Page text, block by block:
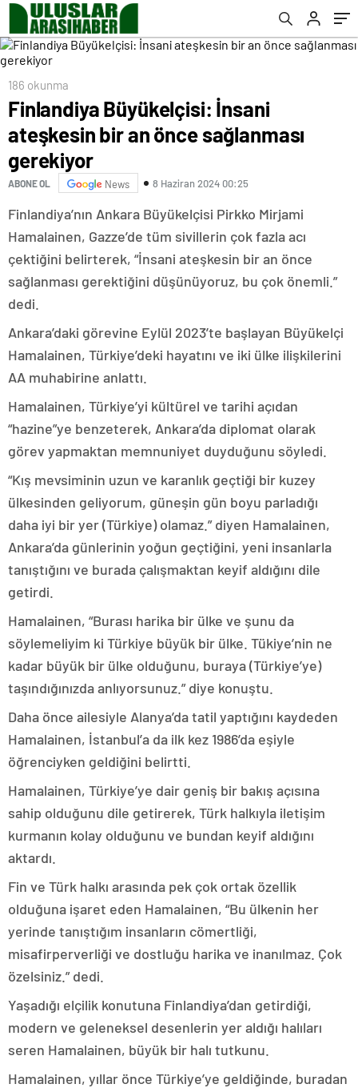
186 okunma
Finlandiya Büyükelçisi: İnsani
ateşkesin bir an önce sağlanması
gerekiyor
ABONE OL News 8 Haziran 2024 00:25
Finlandiya’nın Ankara Büyükelçisi Pirkko Mirjami
Hamalainen, Gazze’de tüm sivillerin çok fazla acı
çektiğini belirterek, “İnsani ateşkesin bir an önce
sağlanması gerektiğini düşünüyoruz, bu çok önemli.”
dedi.
Ankara’daki görevine Eylül 2023’te başlayan Büyükelçi
Hamalainen, Türkiye’deki hayatını ve iki ülke ilişkilerini
AA muhabirine anlattı.
Hamalainen, Türkiye’yi kültürel ve tarihi açıdan
“hazine”ye benzeterek, Ankara’da diplomat olarak
görev yapmaktan memnuniyet duyduğunu söyledi.
“Kış mevsiminin uzun ve karanlık geçtiği bir kuzey
ülkesinden geliyorum, güneşin gün boyu parladığı
daha iyi bir yer (Türkiye) olamaz.” diyen Hamalainen,
Ankara’da günlerinin yoğun geçtiğini, yeni insanlarla
tanıştığını ve burada çalışmaktan keyif aldığını dile
getirdi.
Hamalainen, “Burası harika bir ülke ve şunu da
söylemeliyim ki Türkiye büyük bir ülke. Tükiye’nin ne
kadar büyük bir ülke olduğunu, buraya (Türkiye’ye)
taşındığınızda anlıyorsunuz.” diye konuştu.
Daha önce ailesiyle Alanya’da tatil yaptığını kaydeden
Hamalainen, İstanbul’a da ilk kez 1986’da eşiyle
öğrenciyken geldiğini belirtti.
Hamalainen, Türkiye’ye dair geniş bir bakış açısına
sahip olduğunu dile getirerek, Türk halkıyla iletişim
kurmanın kolay olduğunu ve bundan keyif aldığını
aktardı.
Fin ve Türk halkı arasında pek çok ortak özellik
olduğuna işaret eden Hamalainen, “Bu ülkenin her
yerinde tanıştığım insanların cömertliği,
misafirperverliği ve dostluğu harika ve inanılmaz. Çok
özelsiniz.” dedi.
Yaşadığı elçilik konutuna Finlandiya’dan getirdiği,
modern ve geleneksel desenlerin yer aldığı halıları
seren Hamalainen, büyük bir halı tutkunu.
Hamalainen, yıllar önce Türkiye’ye geldiğinde, buradan